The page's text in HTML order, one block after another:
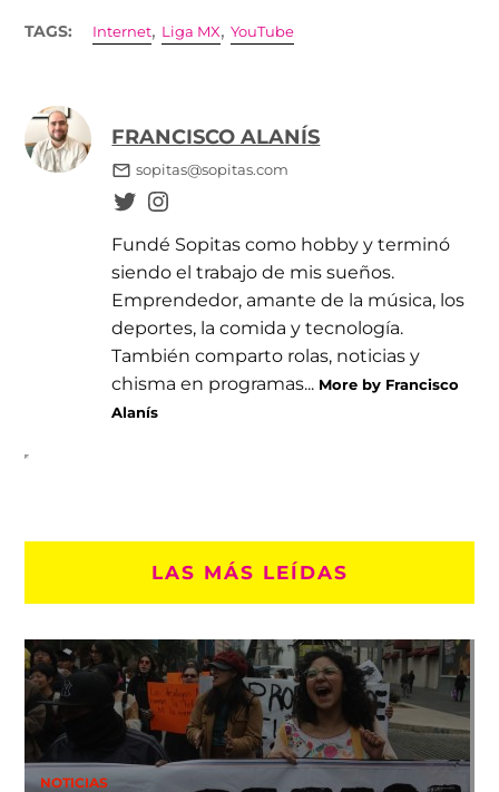
TAGS: Internet, Liga MX,YouTube
FRANCISCO ALANÍS
sopitas@sopitas.com
Fundé Sopitas como hobby y terminó
siendo el trabajo de mis sueños.
Emprendedor, amante de la música, los
deportes, la comida y tecnología.
También comparto rolas, noticias y
chisma en programas... More by Francisco
Alanís
LAS MÁS LEÍDAS
NOTICIAS